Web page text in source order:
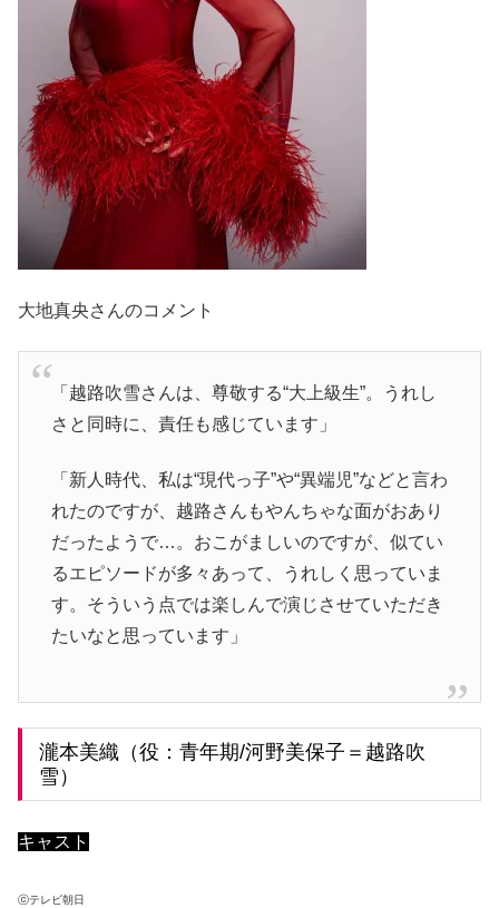
大地真央さんのコメント
「越路吹雪さんは、尊敬する“大上級生”。うれし
さと同時に、責任も感じています」
「新人時代、私は“現代っ子”や“異端児”などと言わ
れたのですが、越路さんもやんちゃな面がおあり
だったようで…。おこがましいのですが、似てい
るエピソードが多々あって、うれしく思っていま
す。そういう点では楽しんで演じさせていただき
たいなと思っています」
瀧本美織（役：青年期/河野美保子＝越路吹
雪）
キャスト
ⓒテレビ朝日